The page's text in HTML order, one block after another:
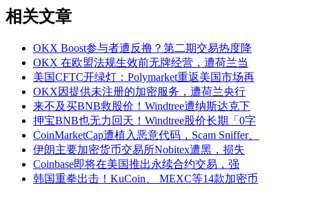
相关文章
OKX Boost参与者遭反撸？第二期交易热度降
OKX 在欧盟法规生效前无牌经营，遭荷兰当
美国CFTC开绿灯：Polymarket重返美国市场再
OKX因提供未注册的加密服务，遭荷兰央行
来不及买BNB救股价！Windtree遭纳斯达克下
押宝BNB也无力回天！Windtree股价长期「0字
CoinMarketCap遭植入恶意代码，Scam Sniffer、
伊朗主要加密货币交易所Nobitex遭黑，损失
Coinbase即将在美国推出永续合约交易，强
韩国重拳出击！KuCoin、 MEXC等14款加密币